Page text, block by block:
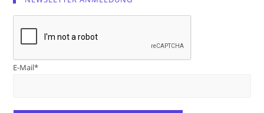
E-Mail*